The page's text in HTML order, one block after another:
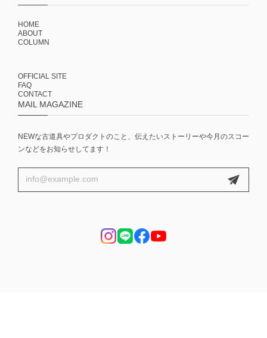
HOME
ABOUT
COLUMN
OFFICIAL SITE
FAQ
CONTACT
MAIL MAGAZINE
NEWな古道具やプロダクトのこと、伝えたいストーリーや今月のスコー
ンなどをお知らせしてます！